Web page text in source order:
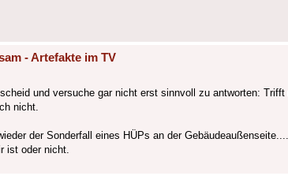
- Artefakte im TV
und versuche gar nicht erst sinnvoll zu antworten:
nicht.
der Sonderfall eines HÜPs an der
ist oder nicht.